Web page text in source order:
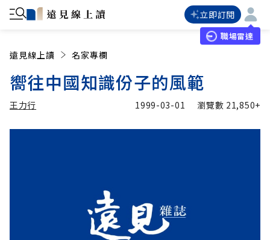
立即訂閱
職場雷達
遠見線上讀 名家專欄
嚮往中國知識份子的風範
王力行 1999-03-01 瀏覽數 21,850+